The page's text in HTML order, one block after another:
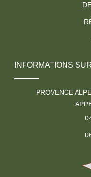
INFORMATIONS
PROVENCE